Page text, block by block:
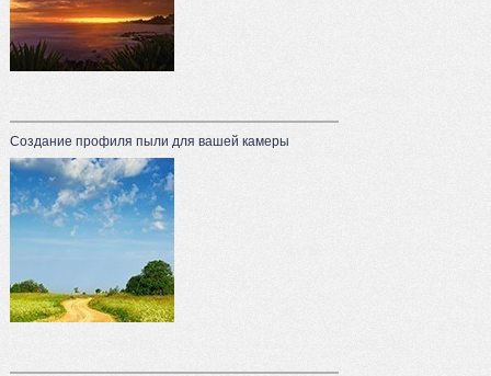
Создание профиля пыли для вашей камеры